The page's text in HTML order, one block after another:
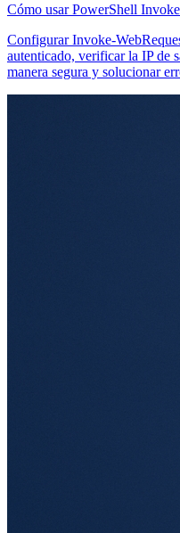
Cómo usar PowerShell
Configurar Invoke-
autenticado, verificar la IP de
manera segura y solucionar